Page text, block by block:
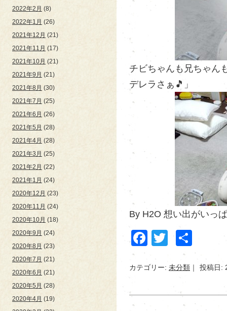
2022年2月 (8)
2022年1月 (26)
2021年12月 (21)
2021年11月 (17)
2021年10月 (21)
2021年9月 (21)
2021年8月 (30)
2021年7月 (25)
2021年6月 (26)
2021年5月 (28)
2021年4月 (28)
2021年3月 (25)
2021年2月 (22)
2021年1月 (24)
2020年12月 (23)
2020年11月 (24)
2020年10月 (18)
2020年9月 (24)
2020年8月 (23)
2020年7月 (21)
2020年6月 (21)
2020年5月 (28)
2020年4月 (19)
チビちゃんも兄ちゃん
デレラさぁ🎵」
By H2O 想い出がいっ
Facebook
Twitter
有
カテゴリー: 未分類 投稿日: